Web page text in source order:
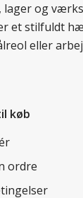
og
et stilfuldt
eller
køb
ordre